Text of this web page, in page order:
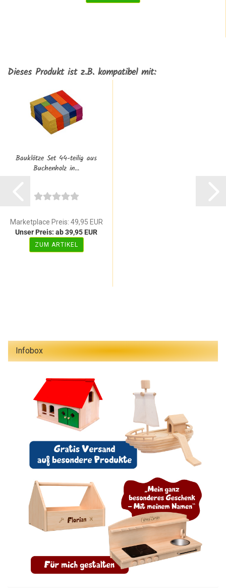
Dieses Produkt ist z.B. kompatibel mit:
Bauklötze Set 44-teilig aus
Buchenholz in...
Marketplace Preis: 49,95 EUR
Unser Preis: ab 39,95 EUR
ZUM ARTIKEL
Infobox